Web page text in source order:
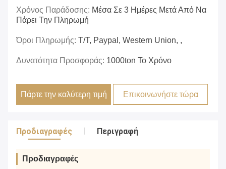
Χρόνος Παράδοσης: Μέσα Σε 3 Ημέρες Μετά Από Να
Πάρει Την Πληρωμή
Όροι Πληρωμής: T/T, Paypal, Western Union, ,
Δυνατότητα Προσφοράς: 1000ton Το Χρόνο
Πάρτε την καλύτερη τιμή Επικοινωνήστε τώρα
Προδιαγραφές Περιγραφή
Προδιαγραφές